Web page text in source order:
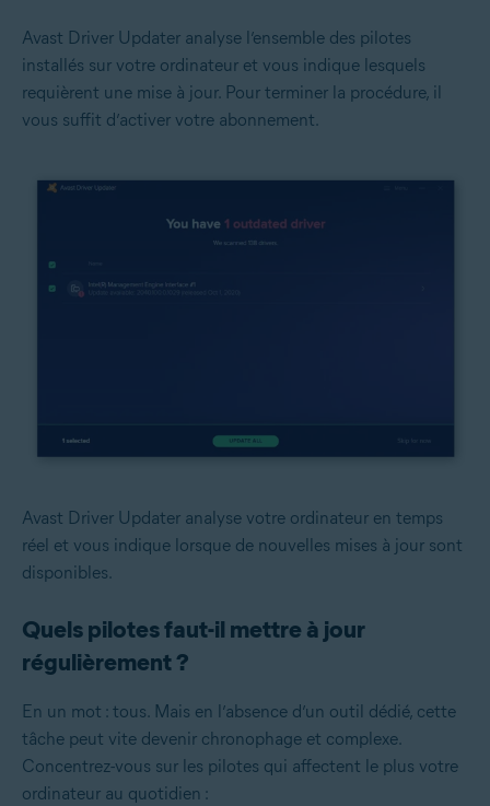
Avast Driver Updater analyse l’ensemble des pilotes
installés sur votre ordinateur et vous indique lesquels
requièrent une mise à jour. Pour terminer la procédure, il
vous suffit d’activer votre abonnement.
Avast Driver Updater analyse votre ordinateur en temps
réel et vous indique lorsque de nouvelles mises à jour sont
disponibles.
Quels pilotes faut-il mettre à jour
régulièrement ?
En un mot : tous. Mais en l’absence d’un outil dédié, cette
tâche peut vite devenir chronophage et complexe.
Concentrez-vous sur les pilotes qui affectent le plus votre
ordinateur au quotidien :